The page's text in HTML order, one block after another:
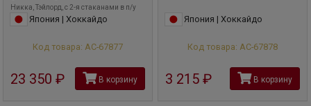
Никка, Тэйлорд, с 2-я стаканами в п/у
Япония | Хоккайдо
Код товара: АС-67877
23 350 рубВ корзину
Япония | Хоккайдо
Код товара: АС-67878
3 215 руб В корзину